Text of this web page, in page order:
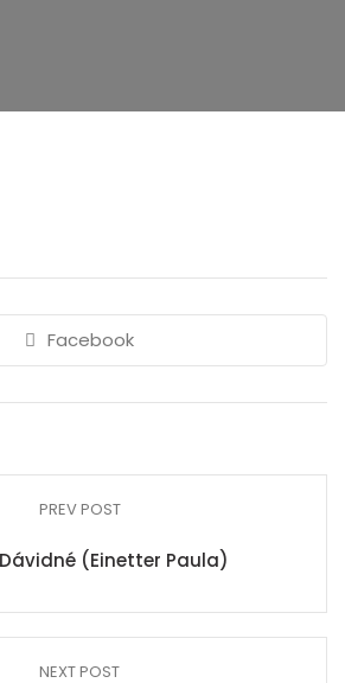
Facebook
PREV POST
(Einetter Paula)
NEXT POST